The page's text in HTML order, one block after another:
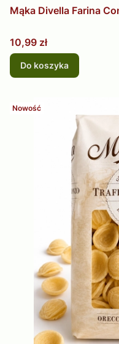
Mąka Divella Farina
Cena
10,99 zł
Do koszyka
Nowość